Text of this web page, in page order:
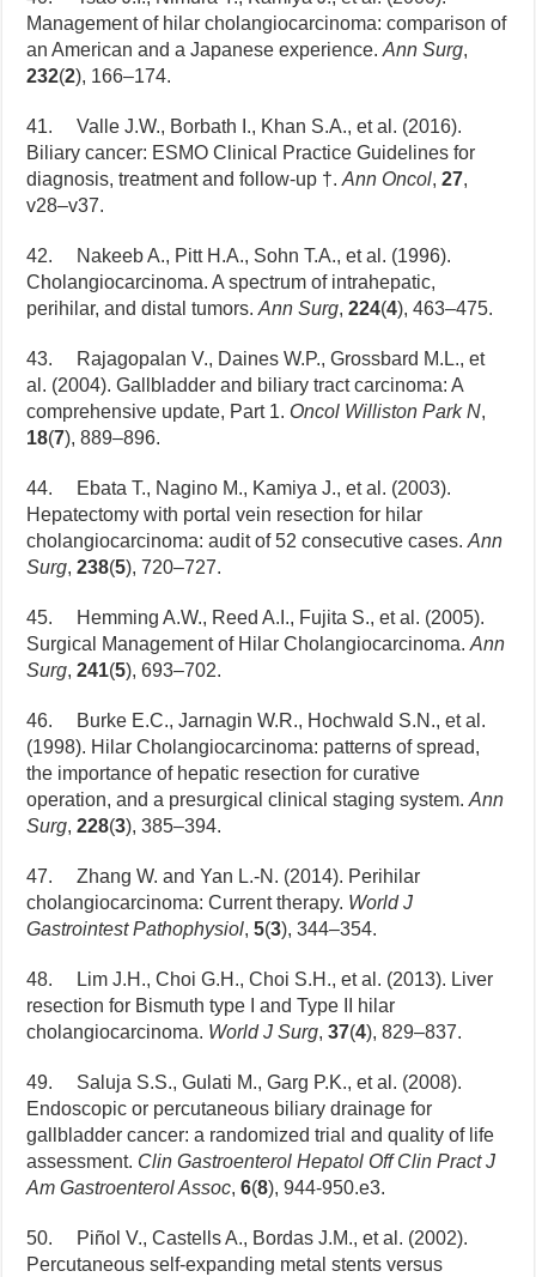
Management of hilar cholangiocarcinoma: comparison of
an American and a Japanese experience.Ann Surg,
232(2), 166–174.
41. Valle J.W., Borbath I., Khan S.A., et al. (2016).
Biliary cancer: ESMO Clinical Practice Guidelines for
diagnosis, treatment and follow-up †.Ann Oncol,27,
v28–v37.
42. Nakeeb A., Pitt H.A., Sohn T.A., et al. (1996).
Cholangiocarcinoma. A spectrum of intrahepatic,
perihilar, and distal tumors.Ann Surg,224(4), 463–475.
43. Rajagopalan V., Daines W.P., Grossbard M.L., et
al. (2004). Gallbladder and biliary tract carcinoma: A
comprehensive update, Part 1. Oncol Williston Park N,
18(7), 889–896.
44. Ebata T., Nagino M., Kamiya J., et al. (2003).
Hepatectomy with portal vein resection for hilar
cholangiocarcinoma: audit of 52 consecutive cases.Ann
Surg,238(5), 720–727.
45. Hemming A.W., Reed A.I., Fujita S., et al. (2005).
Surgical Management of Hilar Cholangiocarcinoma.Ann
Surg,241(5), 693–702.
46. Burke E.C., Jarnagin W.R., Hochwald S.N., et al.
(1998). Hilar Cholangiocarcinoma: patterns of spread,
the importance of hepatic resection for curative
operation, and a presurgical clinical staging system.Ann
Surg,228(3), 385–394.
47. Zhang W. and Yan L.-N. (2014). Perihilar
cholangiocarcinoma: Current therapy. World J
Gastrointest Pathophysiol,5(3), 344–354.
48. Lim J.H., Choi G.H., Choi S.H., et al. (2013). Liver
resection for Bismuth type I and Type II hilar
cholangiocarcinoma. World J Surg,37(4), 829–837.
49. Saluja S.S., Gulati M., Garg P.K., et al. (2008).
Endoscopic or percutaneous biliary drainage for
gallbladder cancer: a randomized trial and quality of life
assessment. Clin Gastroenterol Hepatol Off Clin Pract J
Am Gastroenterol Assoc,6(8), 944-950.e3.
50. Piñol V., Castells A., Bordas J.M., et al. (2002).
Percutaneous self-expanding metal stents versus